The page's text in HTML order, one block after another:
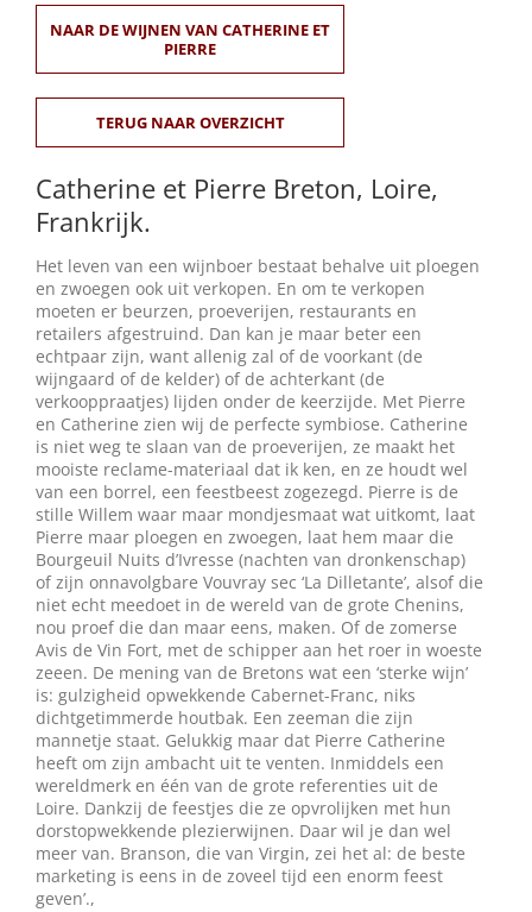
Winkelmand 0
Mijn Account
naar:
NL
NAAR DE WIJNEN VAN CATHERINE ET
PIERRE
TERUG NAAR OVERZICHT
Catherine et Pierre Breton, Loire,
Frankrijk.
Het leven van een wijnboer bestaat behalve uit ploegen
en zwoegen ook uit verkopen. En om te verkopen
moeten er beurzen, proeverijen, restaurants en
retailers afgestruind. Dan kan je maar beter een
echtpaar zijn, want allenig zal of de voorkant (de
wijngaard of de kelder) of de achterkant (de
verkooppraatjes) lijden onder de keerzijde. Met Pierre
en Catherine zien wij de perfecte symbiose. Catherine
is niet weg te slaan van de proeverijen, ze maakt het
mooiste reclame-materiaal dat ik ken, en ze houdt wel
van een borrel, een feestbeest zogezegd. Pierre is de
stille Willem waar maar mondjesmaat wat uitkomt, laat
Pierre maar ploegen en zwoegen, laat hem maar die
Bourgeuil Nuits d’Ivresse (nachten van dronkenschap)
of zijn onnavolgbare Vouvray sec ‘La Dilletante’, alsof die
niet echt meedoet in de wereld van de grote Chenins,
nou proef die dan maar eens, maken. Of de zomerse
Avis de Vin Fort, met de schipper aan het roer in woeste
zeeen. De mening van de Bretons wat een ‘sterke wijn’
is: gulzigheid opwekkende Cabernet-Franc, niks
dichtgetimmerde houtbak. Een zeeman die zijn
mannetje staat. Gelukkig maar dat Pierre Catherine
heeft om zijn ambacht uit te venten. Inmiddels een
wereldmerk en één van de grote referenties uit de
Loire. Dankzij de feestjes die ze opvrolijken met hun
dorstopwekkende plezierwijnen. Daar wil je dan wel
meer van. Branson, die van Virgin, zei het al: de beste
marketing is eens in de zoveel tijd een enorm feest
geven’.,